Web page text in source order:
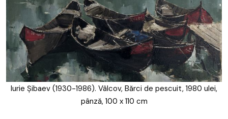
Iurie Șibaev (1930-1986). Vâlcov, Bărci de pescuit, 1980 ulei,
pânză, 100 x 110 cm